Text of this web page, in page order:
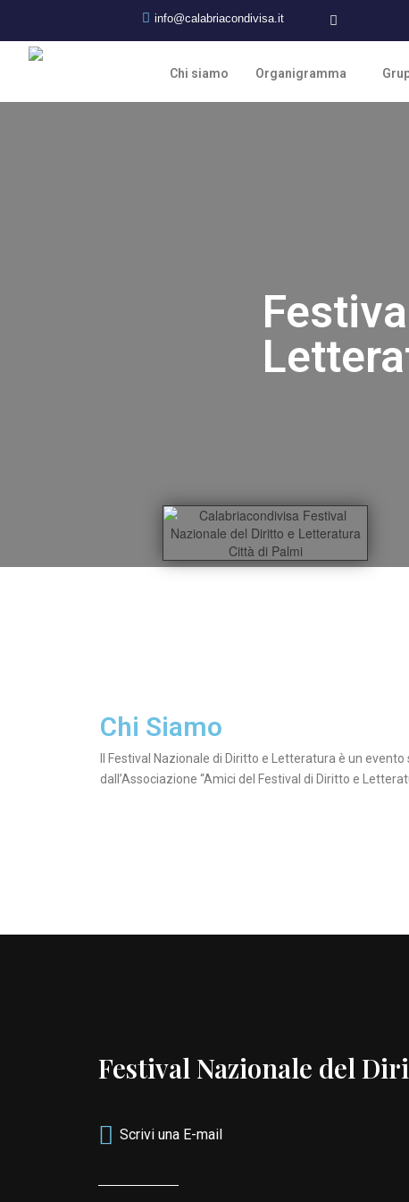
info@calabriacondivisa.it
Chi siamo Organigramma
Chi Siamo
Il Festival Nazionale di Diritto e Letteratura è un
dall’Associazione “Amici del Festival di Diritto e
Festival Nazionale del
Scrivi una E-mail